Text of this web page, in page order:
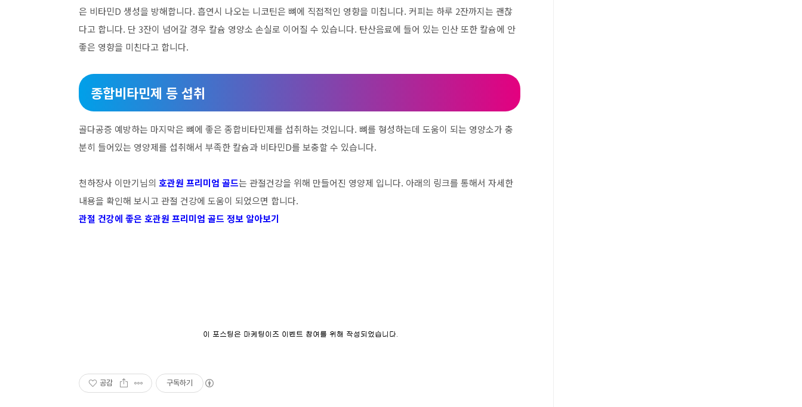
은 비타민D 생성을 방해합니다. 흡연시 나오는 니코틴은 뼈에 직접적인 영향을 미칩니다. 커피는 하루 2잔까지는 괜찮
다고 합니다. 단 3잔이 넘어갈 경우 칼슘 영양소 손실로 이어질 수 있습니다. 탄산음료에 들어 있는 인산 또한 칼슘에 안
좋은 영향을 미친다고 합니다.
종합비타민제 등 섭취
골다공증 예방하는 마지막은 뼈에 좋은 종합비타민제를 섭취하는 것입니다. 뼈를 형성하는데 도움이 되는 영양소가 충
분히 들어있는 영양제를 섭취해서 부족한 칼슘과 비타민D를 보충할 수 있습니다.
천하장사 이만기님의 호관원 프리미엄 골드는 관절건강을 위해 만들어진 영양제 입니다. 아래의 링크를 통해서 자세한
내용을 확인해 보시고 관절 건강에 도움이 되었으면 합니다.
관절 건강에 좋은 호관원 프리미엄 골드 정보 알아보기
공감 구독하기